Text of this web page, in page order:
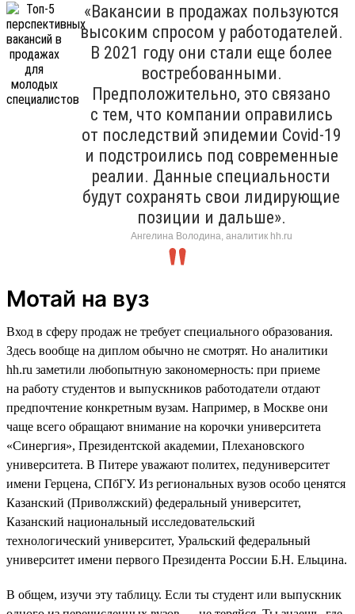
«Вакансии в продажах пользуются
высоким спросом у работодателей.
В 2021 году они стали еще более
востребованными.
Предположительно, это связано
с тем, что компании оправились
от последствий эпидемии Covid-19
и подстроились под современные
реалии. Данные специальности
будут сохранять свои лидирующие
позиции и дальше».
Ангелина Володина, аналитик hh.ru
Мотай на вуз
Вход в сферу продаж не требует специального образования.
Здесь вообще на диплом обычно не смотрят. Но аналитики
hh.ru заметили любопытную закономерность: при приеме
на работу студентов и выпускников работодатели отдают
предпочтение конкретным вузам. Например, в Москве они
чаще всего обращают внимание на корочки университета
«Синергия», Президентской академии, Плехановского
университета. В Питере уважают политех, педуниверситет
имени Герцена, СПбГУ. Из региональных вузов особо ценятся
Казанский (Приволжский) федеральный университет,
Казанский национальный исследовательский
технологический университет, Уральский федеральный
университет имени первого Президента России Б.Н. Ельцина.
В общем, изучи эту таблицу. Если ты студент или выпускник